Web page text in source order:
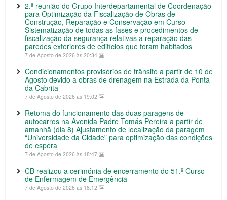
2.ª reunião do Grupo Interdepartamental de Coordenação
para Optimização da Fiscalização de Obras de
Construção, Reparação e Conservação em Curso
Sistematização de todas as fases e procedimentos de
fiscalização da segurança relativas a reparação das
paredes exteriores de edifícios que foram habitados
7 de Agosto de 2026 às 20:34
Condicionamentos provisórios de trânsito a partir de 10 de
Agosto devido a obras de drenagem na Estrada da Ponta
da Cabrita
7 de Agosto de 2026 às 19:02
Retoma do funcionamento das duas paragens de
autocarros na Avenida Padre Tomás Pereira a partir de
amanhã (dia 8) Ajustamento de localização da paragem
“Universidade da Cidade” para optimização das condições
de espera
7 de Agosto de 2026 às 18:47
CB realizou a cerimónia de encerramento do 51.º Curso
de Enfermagem de Emergência
7 de Agosto de 2026 às 18:12